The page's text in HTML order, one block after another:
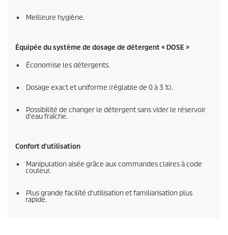
Meilleure hygiène.
Équipée du système de dosage de détergent « DOSE »
Économise les détergents.
Dosage exact et uniforme (réglable de 0 à 3 %).
Possibilité de changer le détergent sans vider le réservoir
d'eau fraîche.
Confort d'utilisation
Manipulation aisée grâce aux commandes claires à code
couleur.
Plus grande facilité d'utilisation et familiarisation plus
rapide.